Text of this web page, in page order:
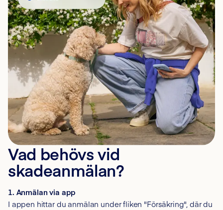
Vad behövs vid
skadeanmälan?
1. Anmälan via app
I appen hittar du anmälan under fliken "Försäkring", där du